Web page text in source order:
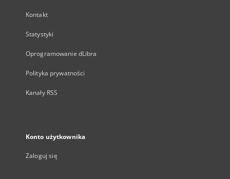
Kontakt
Statystyki
Oprogramowanie dLibra
Polityka prywatności
Kanały RSS
Konto użytkownika
Zaloguj się